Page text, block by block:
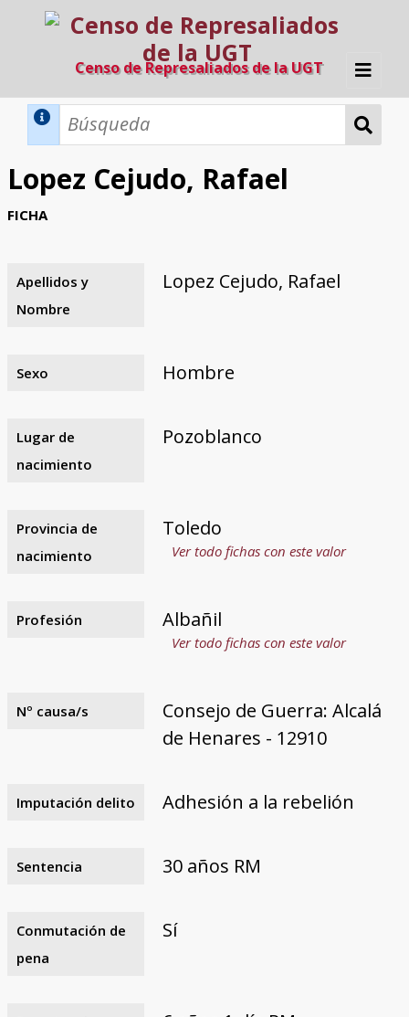
Censo de Represaliados de la UGT
Inicio
Búsqueda Dinámica
Búsqueda Avanzada
Filtros A-Z
Razones y objetivos
El equipo
Colaboradores
Fuentes documentales
Lopez Cejudo, Rafael
FICHA
Apellidos y
Nombre
Lopez Cejudo, Rafael
Sexo Hombre
Lugar de
nacimiento
Pozoblanco
Provincia de
nacimiento
Toledo
Ver todo fichas con este valor
Profesión Albañil
Ver todo fichas con este valor
Nº causa/s
Consejo de Guerra: Alcalá
de Henares - 12910
Imputación delito Adhesión a la rebelión
Sentencia 30 años RM
Conmutación de
pena
Sí